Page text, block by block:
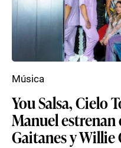
You Salsa, Cielo
Manuel
Gaitanes y Willie
Música